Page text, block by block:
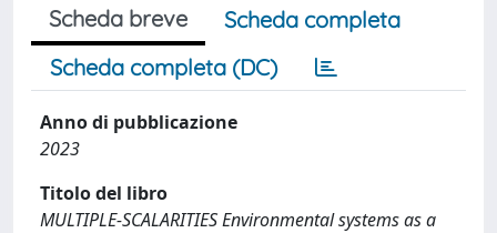
Scheda breve
Scheda completa
Scheda completa (DC)
Anno di pubblicazione
2023
Titolo del libro
MULTIPLE-SCALARITIES Environmental systems as a